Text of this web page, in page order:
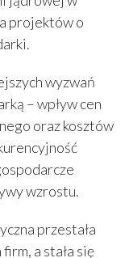
projektów o
wyzwań
– wpływ cen
oraz kosztów
wzrostu.
przestała
a stała się